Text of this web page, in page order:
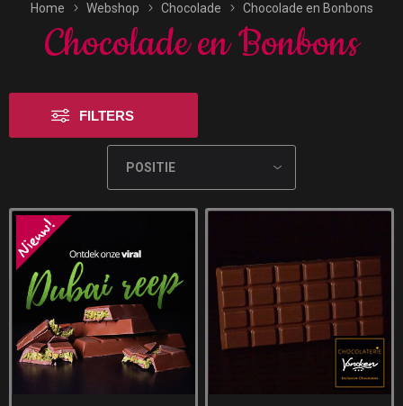
Home Webshop Chocolade Chocolade en Bonbons
Chocolade en Bonbons
FILTERS